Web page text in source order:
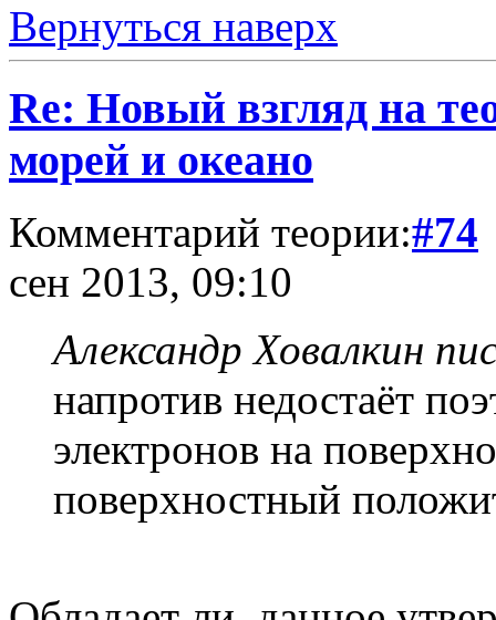
Вернуться наверх
Re: Новый взгляд на
морей и океано
Комментарий теории:#74
сен 2013, 09:10
Александр Ховалкин
напротив недостаёт
электронов на
поверхностный